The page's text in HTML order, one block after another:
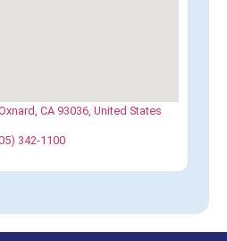
CA 93036, United States
342-1100